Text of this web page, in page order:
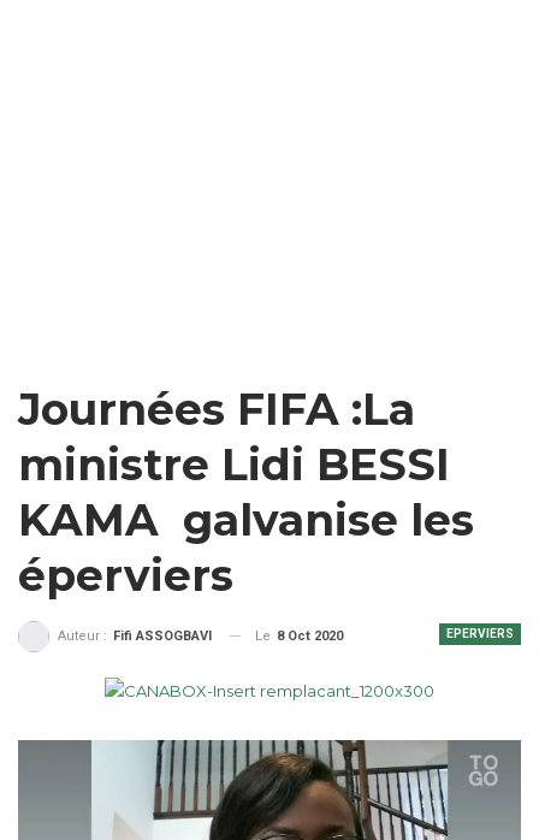
Journées FIFA :La
ministre Lidi BESSI
KAMA galvanise les
éperviers
EPERVIERS
Auteur : Fifi ASSOGBAVI Le 8 Oct 2020